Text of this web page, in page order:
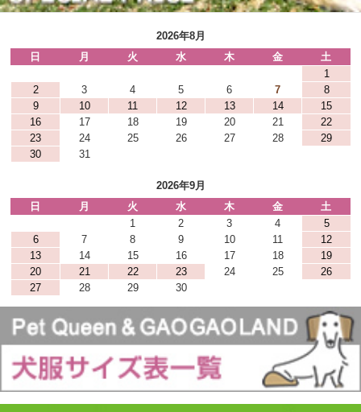
2026年8月
日
月 火 水 木 金
土
1
2
3 4 5 6 7
8
9
10 11 12 13 14
15
16
17 18 19 20 21
22
23
24 25 26 27 28
29
30
31
2026年9月
日
月 火 水 木 金
土
1
2 3 4
5
6
7 8 9 10 11
12
13
14 15 16 17 18
19
20
21 22 23 24 25
26
27
28 29 30